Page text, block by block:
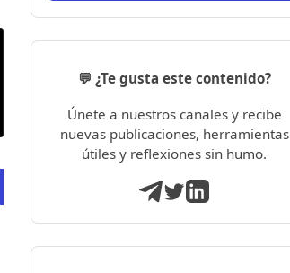
💬 ¿Te gusta este contenido?
Únete a nuestros canales y recibe
nuevas publicaciones, herramientas
útiles y reflexiones sin humo.